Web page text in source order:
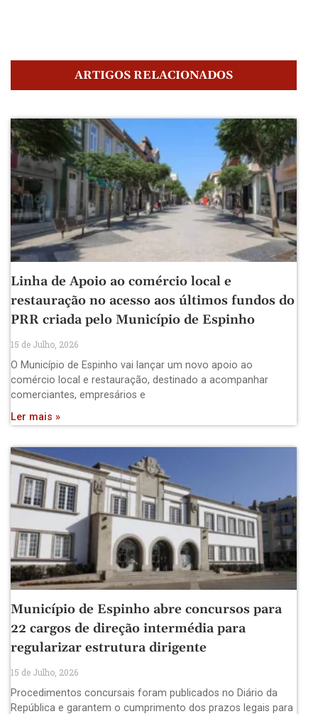
ARTIGOS RELACIONADOS
Linha de Apoio ao comércio local e
restauração no acesso aos últimos fundos do
PRR criada pelo Município de Espinho
15 de Julho, 2026
O Município de Espinho vai lançar um novo apoio ao
comércio local e restauração, destinado a acompanhar
comerciantes, empresários e
Ler mais »
Município de Espinho abre concursos para
22 cargos de direção intermédia para
regularizar estrutura dirigente
15 de Julho, 2026
Procedimentos concursais foram publicados no Diário da
República e garantem o cumprimento dos prazos legais para